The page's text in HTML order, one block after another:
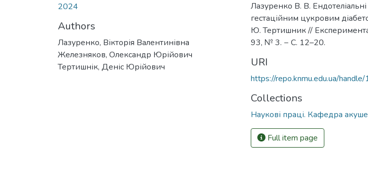
2024
Authors
Лазуренко, Вікторія Валентинівна
Железняков, Олександр Юрійович
Тертишнік, Деніс Юрійович
Лазуренко В. В.
гестаційним цукровим
Ю. Тертишник //
93, № 3. − С. 12–20.
URI
https://repo.knmu.edu.ua/
Collections
Наукові праці. Кафедра
Full item page